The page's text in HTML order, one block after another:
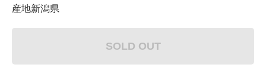
産地新潟県
SOLD OUT